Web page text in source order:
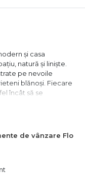
de vânzare
și casa
natură și liniște.
pe nevoile
blănoși. Fiecare
încât să se
2, 3 și 4 camere cu
parking subteran,
a orașului și a